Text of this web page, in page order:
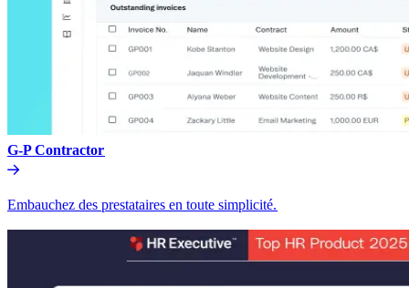
G-P Contractor​​
Embauchez des prestataires en toute simplicité.​​